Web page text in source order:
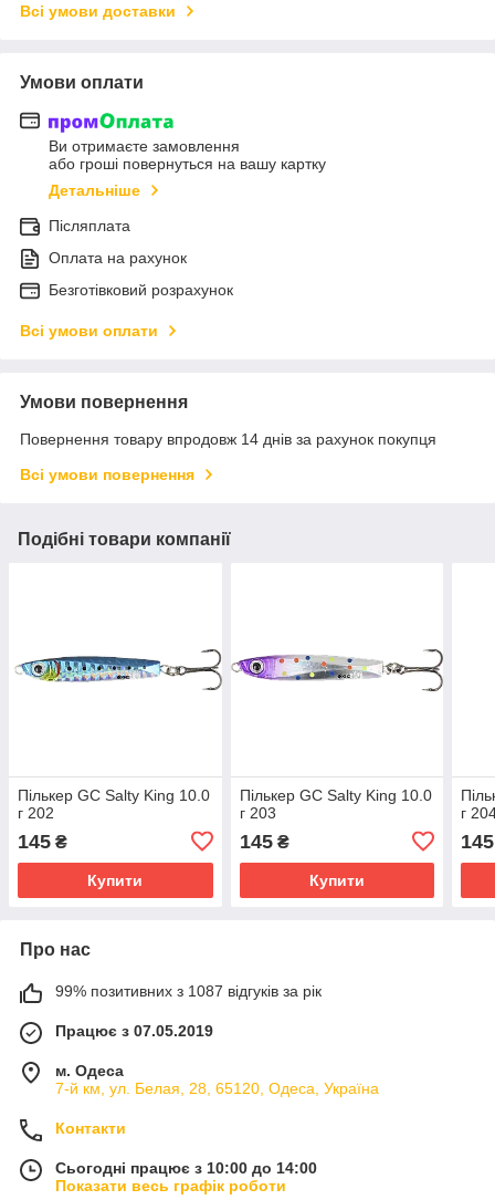
Всі умови доставки
Умови оплати
Ви отримаєте замовлення
або гроші повернуться на вашу картку
Детальніше
Післяплата
Оплата на рахунок
Безготівковий розрахунок
Всі умови оплати
Умови повернення
Повернення товару впродовж 14 днів за рахунок покупця
Всі умови повернення
Подібні товари компанії
Пількер GC Salty King 10.0
г 202
145 ₴
Купити
Пількер GC Salty King 10.0
г 203
145₴
Купити
г
145
Про нас
99% позитивних з 1087 відгуків за рік
Працює з 07.05.2019
м. Одеса
7-й км, ул. Белая, 28, 65120, Одеса, Україна
Контакти
Сьогодні працює з 10:00 до 14:00
Показати весь графік роботи